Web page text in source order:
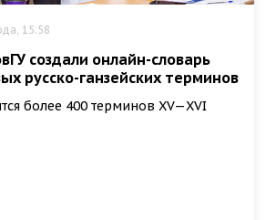
15:58
создали онлайн-словарь
русско-ганзейских терминов
более 400 терминов XV—XVI